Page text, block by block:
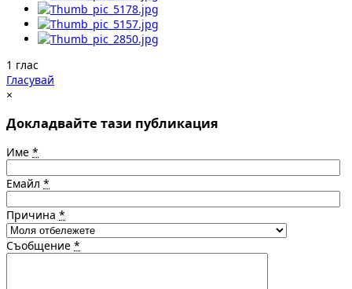
1 глас
Гласувай
×
Докладвайте тази публикация
Име *
Емайл *
Причина *
Съобщение *